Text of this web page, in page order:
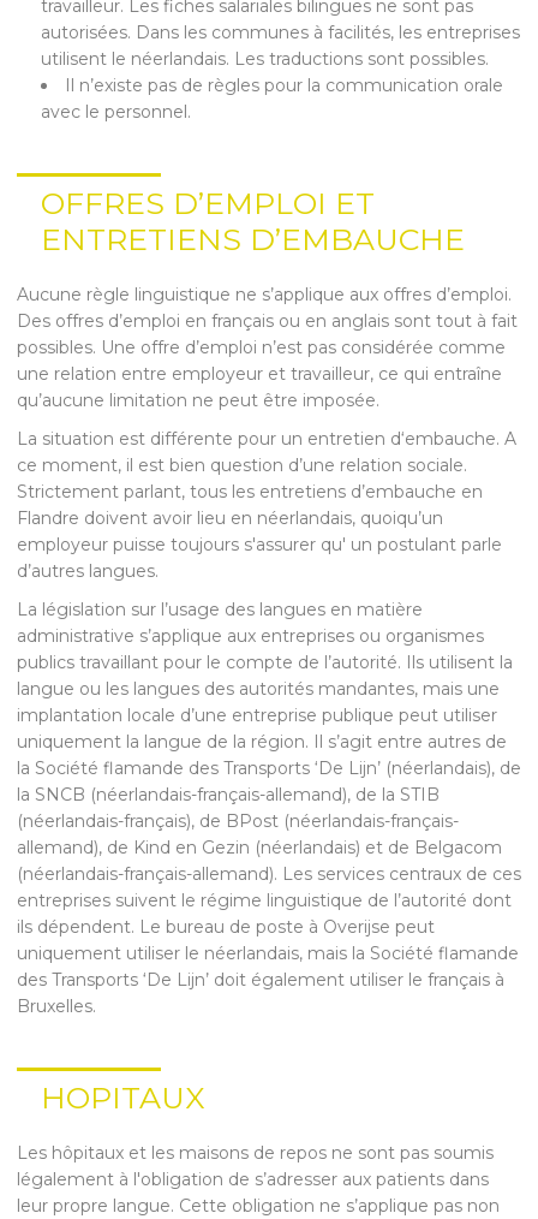
travailleur. Les fiches salariales bilingues ne sont pas
autorisées. Dans les communes à facilités, les entreprises
utilisent le néerlandais. Les traductions sont possibles.
Il n’existe pas de règles pour la communication orale
avec le personnel.
OFFRES D’EMPLOI ET
ENTRETIENS D’EMBAUCHE
Aucune règle linguistique ne s’applique aux offres d’emploi.
Des offres d’emploi en français ou en anglais sont tout à fait
possibles. Une offre d’emploi n’est pas considérée comme
une relation entre employeur et travailleur, ce qui entraîne
qu’aucune limitation ne peut être imposée.
La situation est différente pour un entretien d‘embauche. A
ce moment, il est bien question d’une relation sociale.
Strictement parlant, tous les entretiens d’embauche en
Flandre doivent avoir lieu en néerlandais, quoiqu’un
employeur puisse toujours s'assurer qu' un postulant parle
d’autres langues.
La législation sur l’usage des langues en matière
administrative s’applique aux entreprises ou organismes
publics travaillant pour le compte de l’autorité. Ils utilisent la
langue ou les langues des autorités mandantes, mais une
implantation locale d’une entreprise publique peut utiliser
uniquement la langue de la région. Il s’agit entre autres de
la Société flamande des Transports ‘De Lijn’ (néerlandais), de
la SNCB (néerlandais-français-allemand), de la STIB
(néerlandais-français), de BPost (néerlandais-français-
allemand), de Kind en Gezin (néerlandais) et de Belgacom
(néerlandais-français-allemand). Les services centraux de ces
entreprises suivent le régime linguistique de l’autorité dont
ils dépendent. Le bureau de poste à Overijse peut
uniquement utiliser le néerlandais, mais la Société flamande
des Transports ‘De Lijn’ doit également utiliser le français à
Bruxelles.
HOPITAUX
Les hôpitaux et les maisons de repos ne sont pas soumis
légalement à l'obligation de s’adresser aux patients dans
leur propre langue. Cette obligation ne s’applique pas non